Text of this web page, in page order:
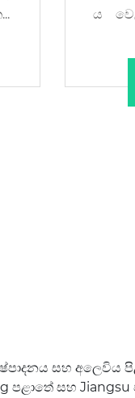
ය
සහ අලෙවිය
පළාතේ සහ